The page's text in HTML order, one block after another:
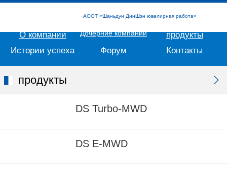
AOOT «Шаньдун ДинШэн ювелирная работа»
О компании Дочерние компании
продукты
Истории успеха
Форум Контакты
продукты
DS Turbo-MWD
DS E-MWD